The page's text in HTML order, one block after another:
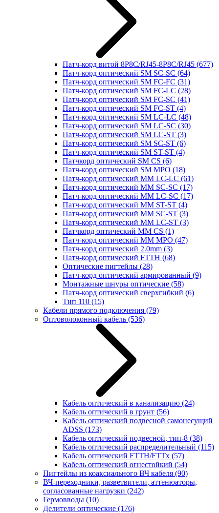
Патч-корд витой 8P8C/RJ45-8P8C/RJ45 (677)
Патч-корд оптический SM SC-SC (64)
Патч-корд оптический SM FC-FC (31)
Патч-корд оптический SM FC-LC (28)
Патч-корд оптический SM FC-SC (41)
Патч-корд оптический SM FC-ST (4)
Патч-корд оптический SM LC-LC (48)
Патч-корд оптический SM LC-SC (30)
Патч-корд оптический SM LC-ST (3)
Патч-корд оптический SM SC-ST (6)
Патч-корд оптический SM ST-ST (4)
Патчкорд оптический SM CS (6)
Патч-корд оптический SM MPO (18)
Патч-корд оптический MM LC-LC (61)
Патч-корд оптический MM SC-SC (17)
Патч-корд оптический MM LC-SC (17)
Патч-корд оптический MM ST-ST (4)
Патч-корд оптический MM SC-ST (3)
Патч-корд оптический MM LC-ST (3)
Патчкорд оптический MM CS (1)
Патч-корд оптический MM MPO (47)
Патч-корд оптический 2.0mm (3)
Патч-корд оптический FTTH (68)
Оптические пигтейлы (28)
Патч-корд оптический армированный (9)
Монтажные шнуры оптические (58)
Патч-корд оптический сверхгибкий (6)
Тип 110 (15)
Кабели прямого подключения (79)
Оптоволоконный кабель (536)
Кабель оптический в канализацию (24)
Кабель оптический в грунт (56)
Кабель оптический подвесной самонесущий
ADSS (173)
Кабель оптический подвесной, тип-8 (38)
Кабель оптический распределительный (115)
Кабель оптический FTTH/FTTx (57)
Кабель оптический огнестойкий (54)
Пигтейлы из коаксиального ВЧ кабеля (90)
ВЧ-переходники, разветвители, аттенюаторы,
согласованные нагрузки (242)
Гермовводы (10)
Делители оптические (176)